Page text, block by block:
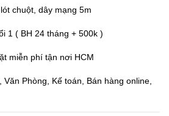
chuột, dây mạng 5m
1 ( BH 24 tháng + 500k )
miễn phí tận nơi HCM
Văn Phòng, Kế toán, Bán hàng online,